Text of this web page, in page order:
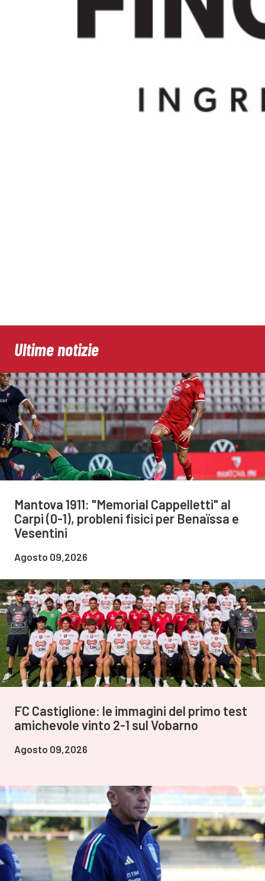
Ultime notizie
Mantova 1911: "Memorial Cappelletti" al
Carpi (0-1), probleni fisici per Benaïssa e
Vesentini
Agosto 09,2026
FC Castiglione: le immagini del primo test
amichevole vinto 2-1 sul Vobarno
Agosto 09,2026